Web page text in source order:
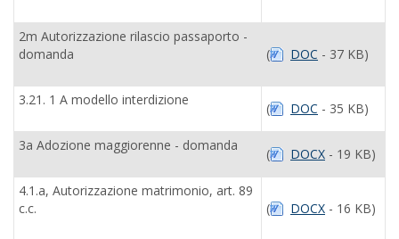
2m Autorizzazione rilascio passaporto -
domanda
( DOC - 37 KB)
3.21. 1 A modello interdizione
( DOC - 35 KB)
3a Adozione maggiorenne - domanda
( DOCX - 19 KB)
4.1.a, Autorizzazione matrimonio, art. 89
c.c.
( DOCX - 16 KB)